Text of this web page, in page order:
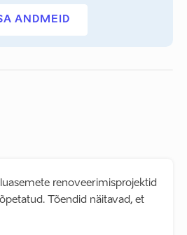
ANDMEID
renoveerimisprojektid
Tõendid näitavad, et